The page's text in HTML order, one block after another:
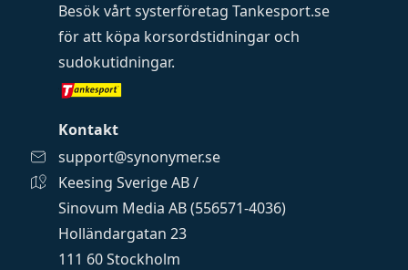
Besök vårt systerföretag Tankesport.se
för att köpa korsordstidningar och
sudokutidningar.
Kontakt
support@synonymer.se
Keesing Sverige AB /
Sinovum Media AB (556571-4036)
Holländargatan 23
111 60 Stockholm